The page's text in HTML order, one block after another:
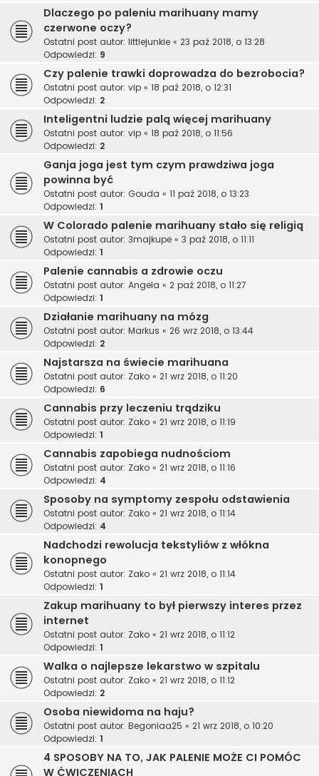
Dlaczego po paleniu marihuany mamy
czerwone oczy?
Ostatni post autor: littlejunkie « 23 paź 2018, o 13:28
Odpowiedzi: 9
Czy palenie trawki doprowadza do bezrobocia?
Ostatni post autor: vip « 18 paź 2018, o 12:31
Odpowiedzi: 2
Inteligentni ludzie palą więcej marihuany
Ostatni post autor: vip « 18 paź 2018, o 11:56
Odpowiedzi: 2
Ganja joga jest tym czym prawdziwa joga
powinna być
Ostatni post autor: Gouda « 11 paź 2018, o 13:23
Odpowiedzi: 1
W Colorado palenie marihuany stało się religią
Ostatni post autor: 3majkupe « 3 paź 2018, o 11:11
Odpowiedzi: 1
Palenie cannabis a zdrowie oczu
Ostatni post autor: Angela « 2 paź 2018, o 11:27
Odpowiedzi: 1
Działanie marihuany na mózg
Ostatni post autor: Markus « 26 wrz 2018, o 13:44
Odpowiedzi: 2
Najstarsza na świecie marihuana
Ostatni post autor: Zako « 21 wrz 2018, o 11:20
Odpowiedzi: 6
Cannabis przy leczeniu trądziku
Ostatni post autor: Zako « 21 wrz 2018, o 11:19
Odpowiedzi: 1
Cannabis zapobiega nudnościom
Ostatni post autor: Zako « 21 wrz 2018, o 11:16
Odpowiedzi: 4
Sposoby na symptomy zespołu odstawienia
Ostatni post autor: Zako « 21 wrz 2018, o 11:14
Odpowiedzi: 4
Nadchodzi rewolucja tekstyliów z włókna
konopnego
Ostatni post autor: Zako « 21 wrz 2018, o 11:14
Odpowiedzi: 1
Zakup marihuany to był pierwszy interes przez
internet
Ostatni post autor: Zako « 21 wrz 2018, o 11:12
Odpowiedzi: 1
Walka o najlepsze lekarstwo w szpitalu
Ostatni post autor: Zako « 21 wrz 2018, o 11:12
Odpowiedzi: 2
Osoba niewidoma na haju?
Ostatni post autor: Begoniaa25 « 21 wrz 2018, o 10:20
Odpowiedzi: 1
4 SPOSOBY NA TO, JAK PALENIE MOŻE CI POMÓC
W ĆWICZENIACH